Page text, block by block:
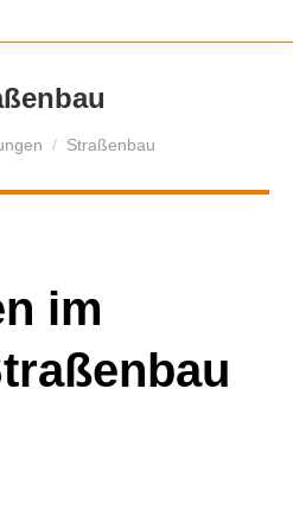
Straßenbau
im